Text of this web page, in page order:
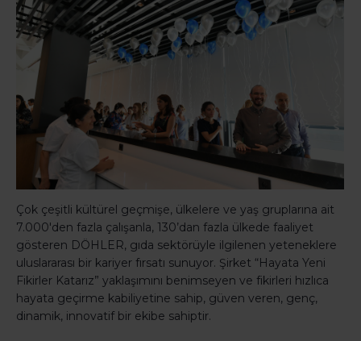
Çok çeşitli kültürel geçmişe, ülkelere ve yaş gruplarına ait
7.000'den fazla çalışanla, 130’dan fazla ülkede faaliyet
gösteren DÖHLER, gıda sektörüyle ilgilenen yeteneklere
uluslararası bir kariyer fırsatı sunuyor. Şirket “Hayata Yeni
Fikirler Katarız” yaklaşımını benimseyen ve fikirleri hızlıca
hayata geçirme kabiliyetine sahip, güven veren, genç,
dinamik, innovatif bir ekibe sahiptir.